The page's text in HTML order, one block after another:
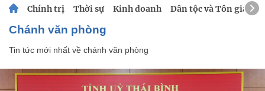
Chính trị Thời sự Kinh doanh Dân tộc và Tôn giáo
chánh văn phòng
Tin tức mới nhất về chánh văn phòng